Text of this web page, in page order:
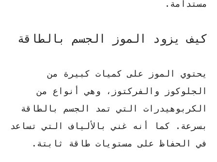
مستدامة.
كيف يزود الموز الجسم بالطاقة
يحتوي الموز على كميات كبيرة من
الجلوكوز والفركتوز، وهي أنواع من
الكربوهيدرات التي تمد الجسم بالطاقة
بسرعة. كما أنه غني بالألياف التي تساعد
في الحفاظ على مستويات طاقة ثابتة.